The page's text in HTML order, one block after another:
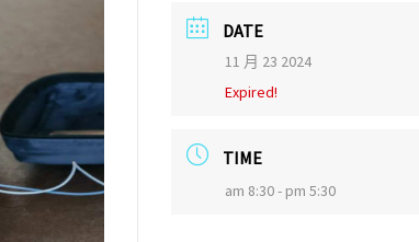
DATE
11 月 23 2024
Expired!
TIME
am 8:30 - pm 5:30